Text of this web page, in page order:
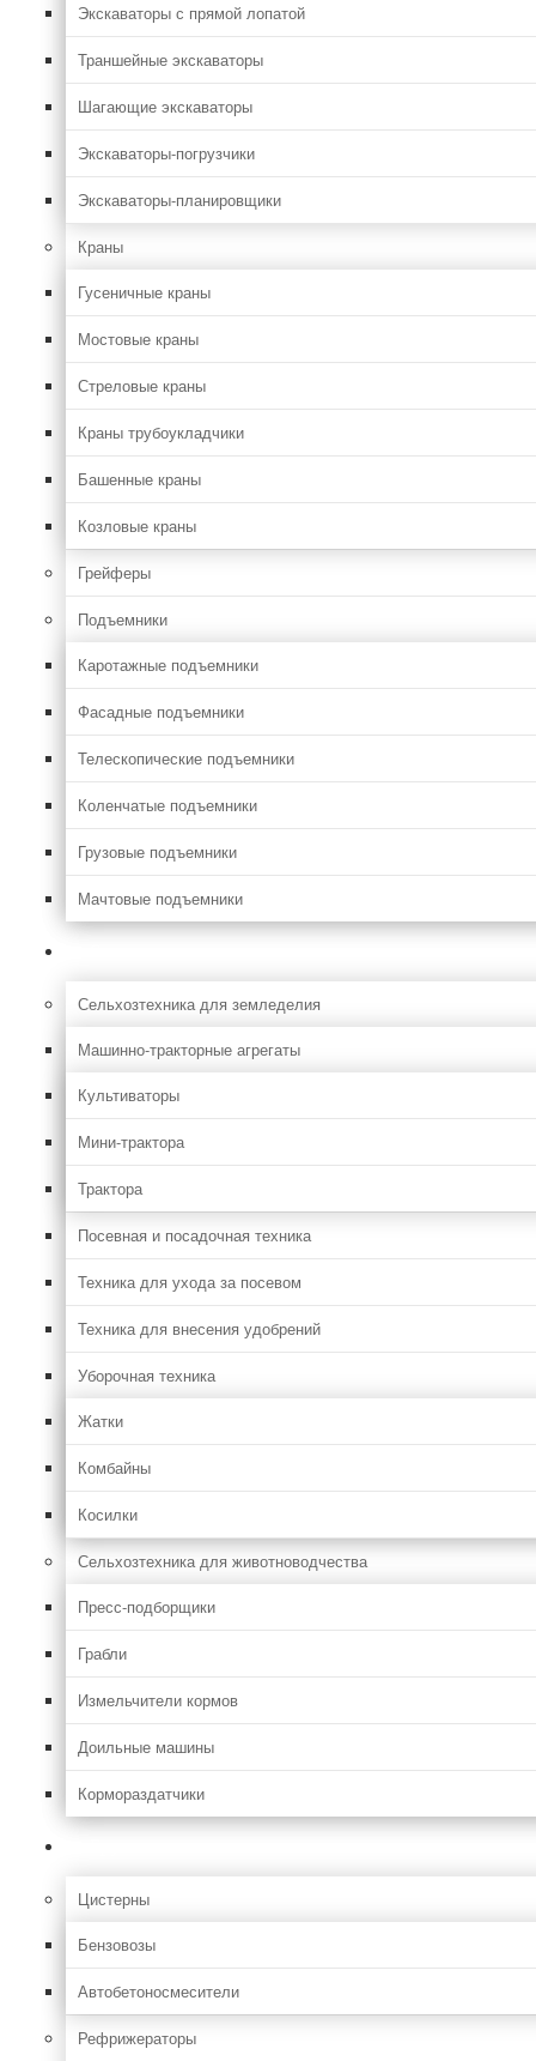
Экскаваторы с прямой лопатой
Траншейные экскаваторы
Шагающие экскаваторы
Экскаваторы-погрузчики
Экскаваторы-планировщики
Краны
Гусеничные краны
Мостовые краны
Стреловые краны
Краны трубоукладчики
Башенные краны
Козловые краны
Грейферы
Подъемники
Каротажные подъемники
Фасадные подъемники
Телескопические подъемники
Коленчатые подъемники
Грузовые подъемники
Мачтовые подъемники
Сельхозтехника для земледелия
Машинно-тракторные агрегаты
Культиваторы
Мини-трактора
Трактора
Посевная и посадочная техника
Техника для ухода за посевом
Техника для внесения удобрений
Уборочная техника
Жатки
Комбайны
Косилки
Сельхозтехника для животноводчества
Пресс-подборщики
Грабли
Измельчители кормов
Доильные машины
Кормораздатчики
Цистерны
Бензовозы
Автобетоносмесители
Рефрижераторы